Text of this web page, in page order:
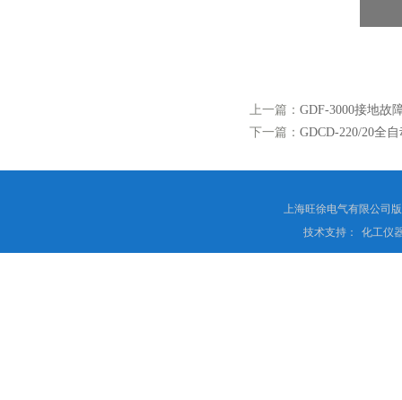
上一篇： GDF-3000接地故
下一篇： GDCD-220/20全
上海旺徐电气有限公司
技术支持：
化工仪